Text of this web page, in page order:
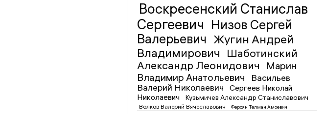
Воскресенский Станислав
Сергеевич Низов Сергей
Валерьевич Жугин Андрей
Владимирович
Шаботинский
Александр Леонидович
Марин
Владимир Анатольевич
Васильев
Валерий Николаевич
Сергеев Николай
Николаевич
Кузьмичев Александр Станиславович
Волков Валерий Вячеславович Фероян Телман Амоевич